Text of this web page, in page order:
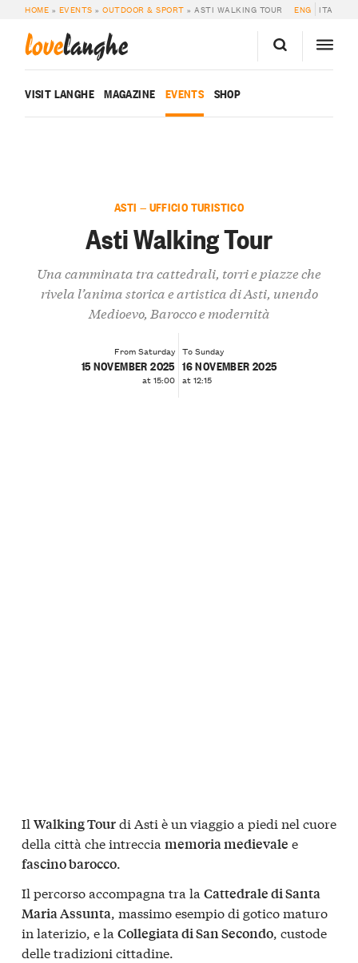
HOME » EVENTS »OUTDOOR & SPORT »ASTI WALKING TOUR ENG ITA
lovelanghe
VISIT LANGHE MAGAZINE EVENTS SHOP
ASTI — UFFICIO TURISTICO
Asti Walking Tour
Una camminata tra cattedrali, torri e piazze che
rivela l’anima storica e artistica di Asti, unendo
Medioevo, Barocco e modernità
From Saturday
15 NOVEMBER 2025
at 15:00
To Sunday
16 NOVEMBER 2025
at 12:15
Il Walking Tourdi Asti è un viaggio a piedi nel cuore
della città che intreccia memoria medievale e
fascino barocco.
Il percorso accompagna tra la Cattedrale di Santa
Maria Assunta, massimo esempio di gotico maturo
in laterizio, e la Collegiata di San Secondo, custode
delle tradizioni cittadine.